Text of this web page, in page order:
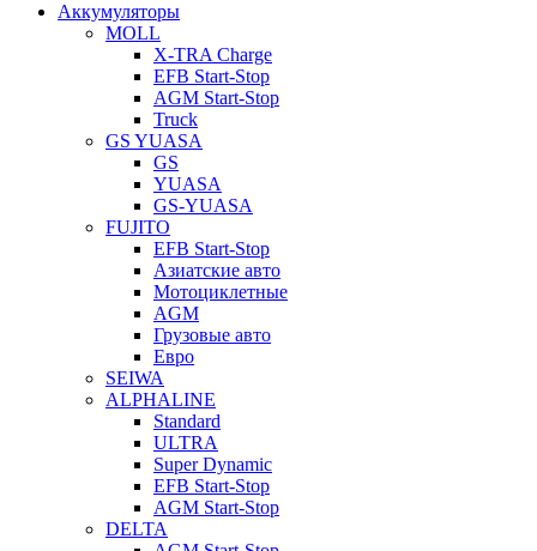
Аккумуляторы
MOLL
X-TRA Charge
EFB Start-Stop
AGM Start-Stop
Truck
GS YUASA
GS
YUASA
GS-YUASA
FUJITO
EFB Start-Stop
Азиатские авто
Мотоциклетные
AGM
Грузовые авто
Евро
SEIWA
ALPHALINE
Standard
ULTRA
Super Dynamic
EFB Start-Stop
AGM Start-Stop
DELTA